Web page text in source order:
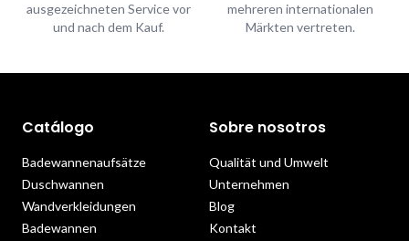
ausgezeichneten Service vor
und nach dem Kauf.
mehreren internationalen
Märkten vertreten.
Catálogo
Badewannenaufsätze
Duschwannen
Wandverkleidungen
Badewannen
Sobre nosotros
Qualität und Umwelt
Unternehmen
Blog
Kontakt